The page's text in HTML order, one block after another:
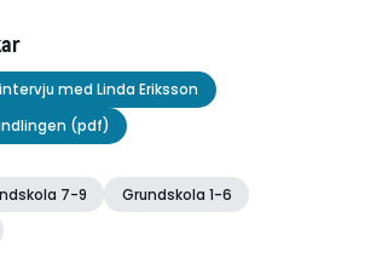
med Linda Eriksson
(pdf)
7-9
Grundskola 1-6